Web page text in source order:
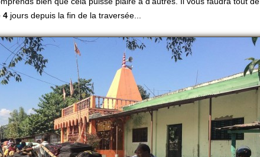
4 jours depuis la fin de la traversée...